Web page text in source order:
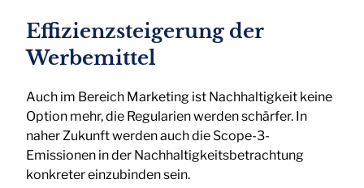
Effizienzsteigerung der
Werbemittel
Auch im Bereich Marketing ist Nachhaltigkeit keine
Option mehr, die Regularien werden schärfer. In
naher Zukunft werden auch die Scope-3-
Emissionen in der Nachhaltigkeitsbetrachtung
konkreter einzubinden sein.